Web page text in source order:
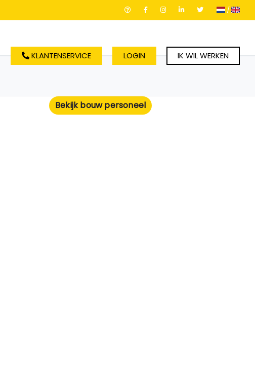
/
KLANTENSERVICE LOGIN IK WIL WERKEN
Bekijk bouw personeel